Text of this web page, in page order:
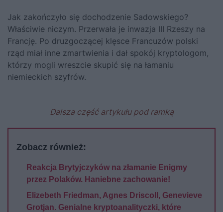
Jak zakończyło się dochodzenie Sadowskiego?
Właściwie niczym. Przerwała je inwazja III Rzeszy na
Francję. Po druzgoczącej klęsce Francuzów polski
rząd miał inne zmartwienia i dał spokój kryptologom,
którzy mogli wreszcie skupić się na łamaniu
niemieckich szyfrów.
Dalsza część artykułu pod ramką
Zobacz również:
Reakcja Brytyjczyków na złamanie Enigmy
przez Polaków. Haniebne zachowanie!
Elizebeth Friedman, Agnes Driscoll, Genevieve
Grotjan. Genialne kryptoanalityczki, które